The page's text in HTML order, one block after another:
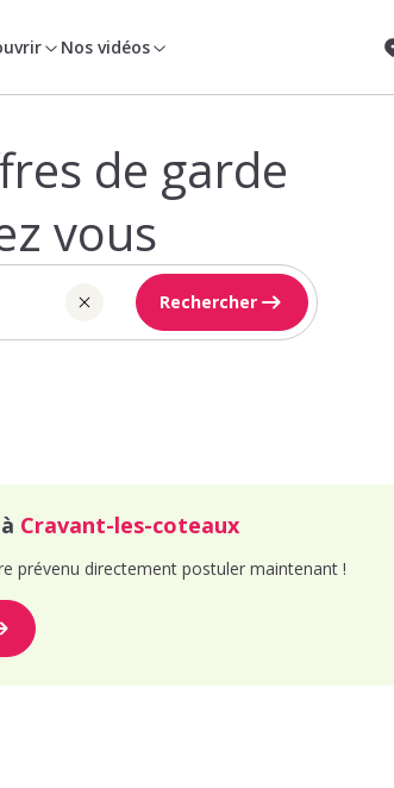
Nos vidéos
de garde
vous
Rechercher
Cravant-les-coteaux
prévenu directement postuler maintenant !